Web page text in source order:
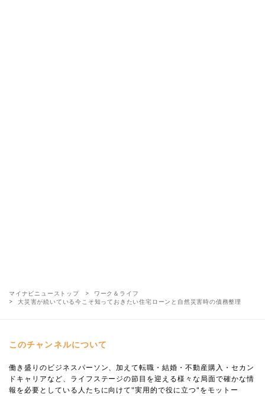
マイナビニューストップ
ワーク＆ライフ
大災害が続いている今こそ知っておきたい住宅ローンと自然災害時の債務整理
このチャンネルについて
働き盛りのビジネスパーソン、加えて転職・結婚・不動産購入・セカン
ドキャリアなど、ライフステージの節目を迎える様々な局面で確かな情
報を必要としている人たちに向けて"実用的で役に立つ"をモットー